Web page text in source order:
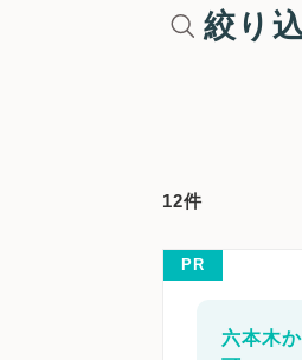
絞り
12件
PR
六本木